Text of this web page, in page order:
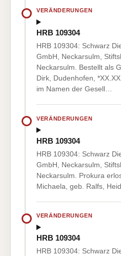
VERÄNDERUNGEN
HRB 109304
HRB 109304: Schwarz
GmbH, Neckarsulm,
Neckarsulm. Bestellt als
Dirk, Dudenhofen,
im Namen der Gesell…
VERÄNDERUNGEN
HRB 109304
HRB 109304: Schwarz
GmbH, Neckarsulm,
Neckarsulm. Prokura
Michaela, geb. Ralfs,
VERÄNDERUNGEN
HRB 109304
HRB 109304: Schwarz